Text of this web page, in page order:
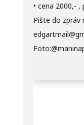
• cena 2000,-
Pište do zpráv